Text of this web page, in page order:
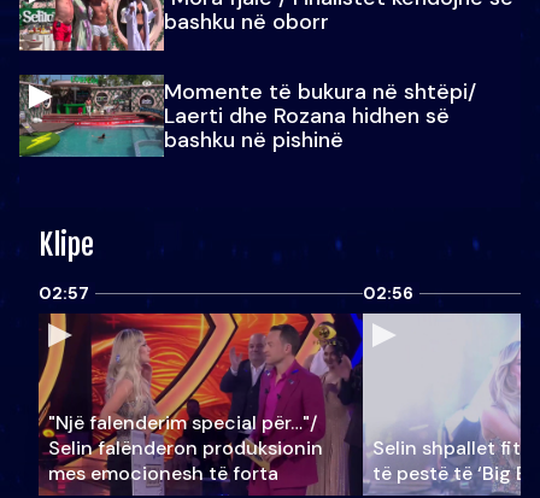
bashku në oborr
Momente të bukura në shtëpi/
Laerti dhe Rozana hidhen së
bashku në pishinë
Klipe
02:57
"Një falenderim special për…"/
Selin falënderon produksionin
mes emocionesh të forta
02:56
Selin shpallet
të pestë të ‘Big